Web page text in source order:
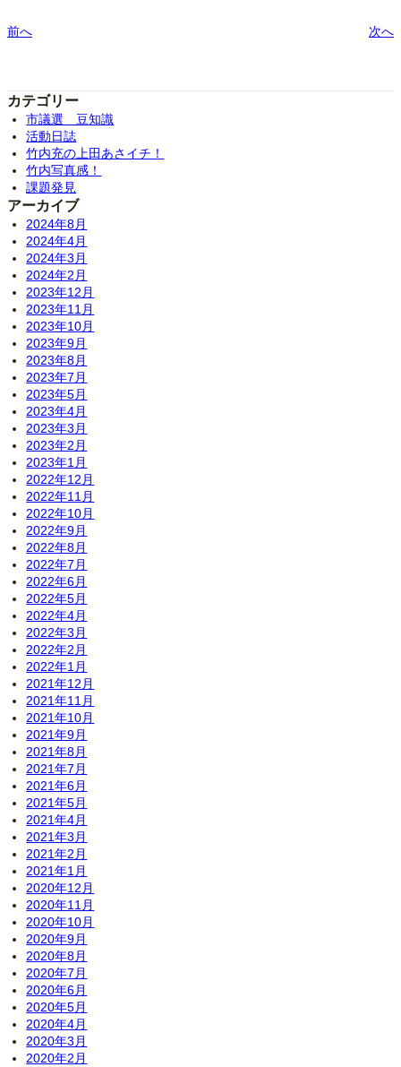
前へ 次へ
カテゴリー
市議選 豆知識
活動日誌
竹内充の上田あさイチ！
竹内写真感！
課題発見
アーカイブ
2024年8月
2024年4月
2024年3月
2024年2月
2023年12月
2023年11月
2023年10月
2023年9月
2023年8月
2023年7月
2023年5月
2023年4月
2023年3月
2023年2月
2023年1月
2022年12月
2022年11月
2022年10月
2022年9月
2022年8月
2022年7月
2022年6月
2022年5月
2022年4月
2022年3月
2022年2月
2022年1月
2021年12月
2021年11月
2021年10月
2021年9月
2021年8月
2021年7月
2021年6月
2021年5月
2021年4月
2021年3月
2021年2月
2021年1月
2020年12月
2020年11月
2020年10月
2020年9月
2020年8月
2020年7月
2020年6月
2020年5月
2020年4月
2020年3月
2020年2月